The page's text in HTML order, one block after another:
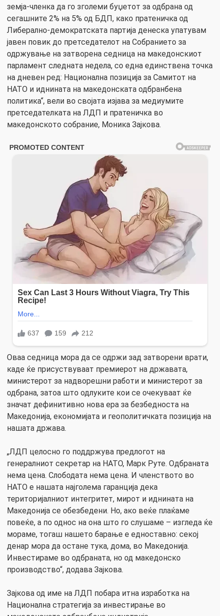
земја-членка да го зголеми буџетот за одбрана од
сегашните 2% на 5% од БДП, како пратеничка од
Либерално-демократската партија денеска упатувам
јавен повик до претседателот на Собранието за
одржување на затворена седница на македонскиот
парламент следната недела, со една единствена точка
на дневен ред: Национална позиција за Самитот на
НАТО и иднината на македонската одбранбена
политика“, вели во својата изјава за медиумите
претседателката на ЛДП и пратеничка во
македонското собрание, Моника Зајкова.
Оваа седница мора да се одржи зад затворени врати,
каде ќе присуствуваат премиерот на државата,
министерот за надворешни работи и министерот за
одбрана, затоа што одлуките кои се очекуваат ќе
значат дефинитивно нова ера за безбедноста на
Македонија, економијата и геополитичката позиција на
нашата држава.
„ЛДП целосно го поддржува предлогот на
генералниот секретар на НАТО, Марк Руте. Одбраната
нема цена. Слободата нема цена. И членството во
НАТО е нашата најголема гаранција дека
територијалниот интегритет, мирот и иднината на
Македонија се обезбедени. Но, ако веќе плаќаме
повеќе, а по однос на она што го слушаме – изгледа ќе
мораме, тогаш нашето барање е едноставно: секој
денар мора да остане тука, дома, во Македонија.
Инвестираме во одбраната, но од македонско
производство“, додава Зајкова.
Зајкова од име на ЛДП побара итна изработка на
Национална стратегија за инвестирање во